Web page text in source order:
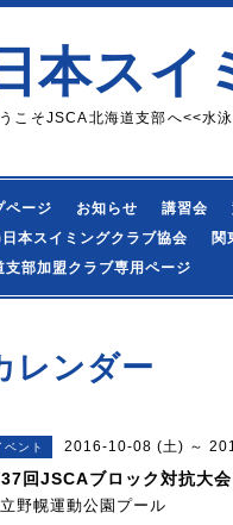
本スイ
こそJSCA北海道支部へ<<水
ページ お知らせ 講習会
本スイミングクラブ協会
関
支部加盟クラブ専用ページ
レンダー
ベント 2016-10-08 (土) ～
回JSCAブロック対抗大会
野幌運動公園プール